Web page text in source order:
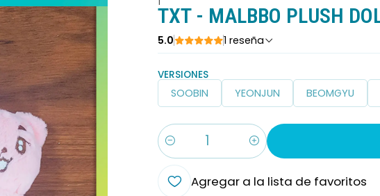
TXT - MALBBO PLUSH
5.0 1 reseña
VERSIONES
SOOBIN YEONJUN BEOMGYU
Cantidad
Agregar a la lista de favoritos